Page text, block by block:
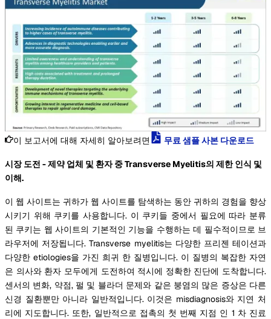
이 보고서에 대해 자세히 알아보려면 무료 샘플 사본 다운로드
시장 도전 - 제약 업체 및 환자 중 Transverse Myelitis의 제한 인식 및
이해.
이 웹 사이트는 귀하가 웹 사이트를 탐색하는 동안 귀하의 경험을 향상
시키기 위해 쿠키를 사용합니다. 이 쿠키들 중에서 필요에 따라 분류
된 쿠키는 웹 사이트의 기본적인 기능을 수행하는 데 필수적이므로 브
라우저에 저장됩니다. Transverse myelitis는 다양한 프리젠 테이션과
다양한 etiologies을 가진 희귀 한 질병입니다. 이 질병의 복잡한 자연
은 의사와 환자 모두에게 도전하여 적시에 정확한 진단에 도착합니다.
센서의 변화, 약점, 펄 및 블라더 문제와 같은 붕염의 많은 증상은 다른
신경 질환뿐만 아니라 일반적입니다. 이것은 misdiagnosis와 지연 처
리에 지도합니다. 또한, 일반적으로 접촉의 첫 번째 지점 인 1 차 진료